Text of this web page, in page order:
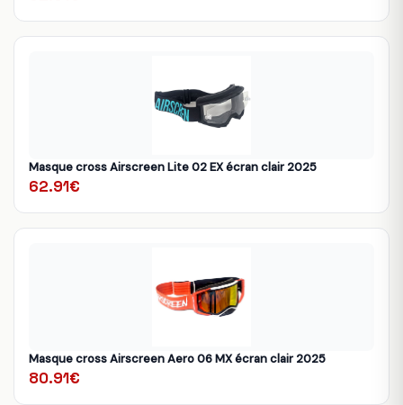
Masque cross Airscreen Lite 02 EX écran clair 2025
62.91€
Masque cross Airscreen Aero 06 MX écran clair 2025
80.91€